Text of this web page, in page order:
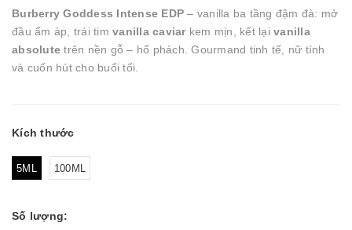
Burberry Goddess Intense EDP – vanilla ba tầng đậm đà: mở
đầu ấm áp, trái tim vanilla caviarkem mịn, kết lại vanilla
absolute trên nền gỗ – hổ phách. Gourmand tinh tế, nữ tính
và cuốn hút cho buổi tối.
Kích thước
5ML 100ML
Số lượng: